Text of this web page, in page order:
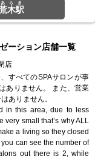
木駅
あらき
ーション店舗一覧
店
すべてのSPAサロンが事
ありません。 また、営業
ありません。
in this area, due to less
small that’s why ALL
a living so they closed
can see the number of
out there is 2, while